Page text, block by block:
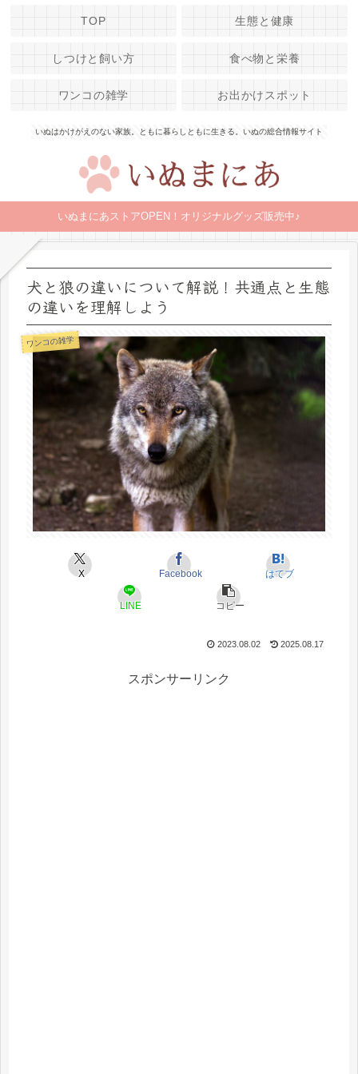
いぬはかけがえのない家族。ともに暮らしともに生きる。いぬの総合情報サイト
TOP 生態と健康
しつけと飼い方 食べ物と栄養
ワンコの雑学 お出かけスポット
いぬまにあストアOPEN！オリジナルグッズ販売中♪
犬と狼の違いについて解説！共通点と生態
の違いを理解しよう
ワンコの雑学
X Facebook はてブ
LINE コピー
2023.08.02 2025.08.17
スポンサーリンク